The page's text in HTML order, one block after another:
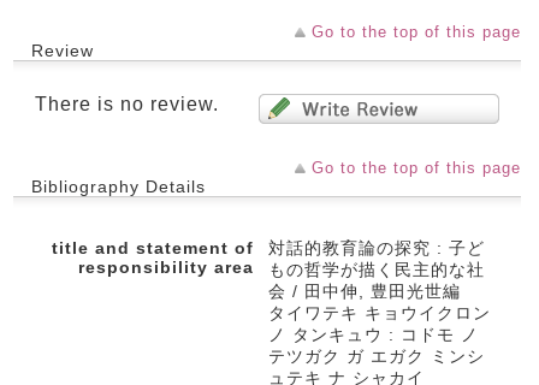
Go to the top of this page
Review
There is no review.
Go to the top of this page
Bibliography Details
title and statement of
responsibility area
対話的教育論の探究 : 子ど
もの哲学が描く民主的な社
会 / 田中伸, 豊田光世編
タイワテキ キョウイクロン
ノ タンキュウ : コドモ ノ
テツガク ガ エガク ミンシ
ュテキ ナ シャカイ